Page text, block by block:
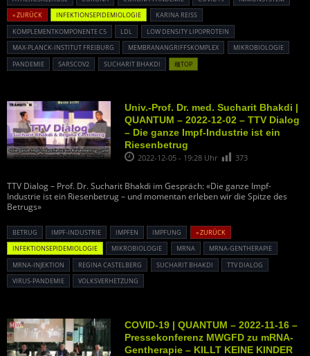
« ZURÜCK
INFEKTIONSEPIDEMIOLOGIE
KARINA REISS
KOMPLEMENTKOMPONENTE C5
LDL
LOW DENSITY LIPOPROTEIN
MAX-PLANCK-INSTITUT FREIBURG
MEMBRANANGRIFFSKOMPLEX
MIKROBIOLOGIE
PANDEMIE
SARSCOV2 SUCHARIT BHAKDI 種TOP
Univ.-Prof. Dr. med. Sucharit Bhakdi |
QUANTUM – 2022-12-02 – TTV Dialog
– Die ganze Impf-Industrie ist ein
Riesenbetrug
2022-12-05 - 19:28 Uhr 373
TTV Dialog – Prof. Dr. Sucharit Bhakdi im Gespräch: «Die ganze Impf-
Industrie ist ein Riesenbetrug – und momentan erleben wir die Spitze des
Betrugs»
BETRUG IMPF-INDUSTRIE IMPFEN IMPFUNG
« ZURÜCK
INFEKTIONSEPIDEMIOLOGIE
MIKROBIOLOGIE MRNA
MRNA-GENTHERAPIE
MRNA-INJEKTION
REGINA CASTELBERG SUCHARIT BHAKDI
TTV DIALOG
VIRUS-PANDEMIE
VOLKSVERHETZUNG
COVID-19 | QUANTUM – 2022-11-16 –
Pressekonferenz MWGFD zu mRNA-
Gentherapie – KILLT KEINE KINDER